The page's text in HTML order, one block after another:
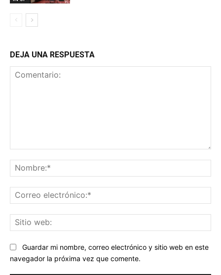
DEJA UNA RESPUESTA
Guardar mi nombre, correo electrónico y sitio web en este
navegador la próxima vez que comente.